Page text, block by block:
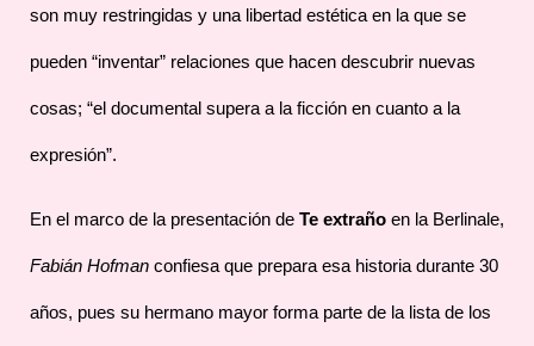
son muy restringidas y una libertad estética en la que se
pueden “inventar” relaciones que hacen descubrir nuevas
cosas; “el documental supera a la ficción en cuanto a la
expresión”.
En el marco de la presentación de Te extraño en la Berlinale,
Fabián Hofman confiesa que prepara esa historia durante 30
años, pues su hermano mayor forma parte de la lista de los